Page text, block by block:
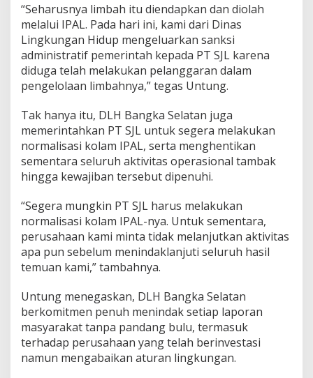
“Seharusnya limbah itu diendapkan dan diolah
melalui IPAL. Pada hari ini, kami dari Dinas
Lingkungan Hidup mengeluarkan sanksi
administratif pemerintah kepada PT SJL karena
diduga telah melakukan pelanggaran dalam
pengelolaan limbahnya,” tegas Untung.
Tak hanya itu, DLH Bangka Selatan juga
memerintahkan PT SJL untuk segera melakukan
normalisasi kolam IPAL, serta menghentikan
sementara seluruh aktivitas operasional tambak
hingga kewajiban tersebut dipenuhi.
“Segera mungkin PT SJL harus melakukan
normalisasi kolam IPAL-nya. Untuk sementara,
perusahaan kami minta tidak melanjutkan aktivitas
apa pun sebelum menindaklanjuti seluruh hasil
temuan kami,” tambahnya.
Untung menegaskan, DLH Bangka Selatan
berkomitmen penuh menindak setiap laporan
masyarakat tanpa pandang bulu, termasuk
terhadap perusahaan yang telah berinvestasi
namun mengabaikan aturan lingkungan.